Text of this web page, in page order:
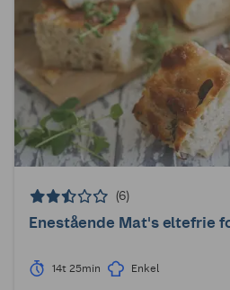
(6)
Enestående Mat's eltefrie
14t 25min Enkel